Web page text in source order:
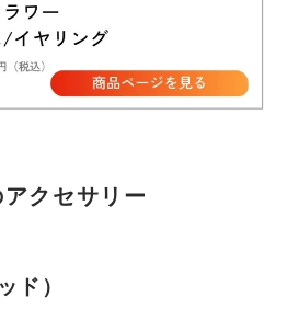
クセサリー
ド）